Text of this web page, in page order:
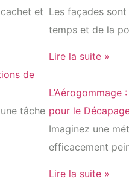
et Les façades
temps et de la
Lire la suite »
de
tâche pour le
Imaginez une
efficacement
Lire la suite »